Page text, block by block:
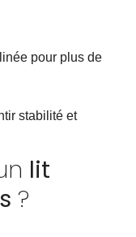
pour plus de
stabilité et
lit
?